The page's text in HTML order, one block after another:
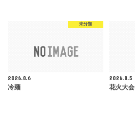
未分類
2026.8.6
冷麺
2026.8.5
花火大会